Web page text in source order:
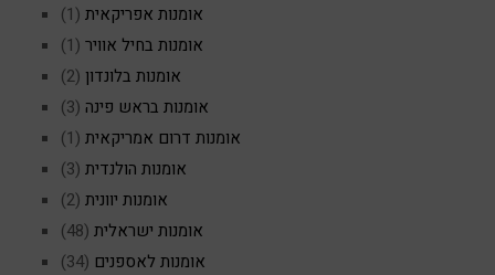
אומנות אפריקאית (1)
אומנות בחיל אוויר (1)
אומנות בלונדון (2)
אומנות בראש פינה (3)
אומנות דרום אמריקאית (1)
אומנות הולנדית (3)
אומנות יוונית (2)
אומנות ישראלית (48)
אומנות לאספנים (34)